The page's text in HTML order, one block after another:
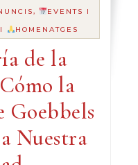
EVENTS I
HOMENATGES
de la
la
Goebbels
Nuestra